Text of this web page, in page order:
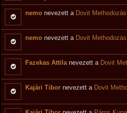
nemo nevezett a Dovit
nemo nevezett a Dovit
Fazekas Attilanevezett a Dovit
Kajári Tibor nevezett a Dovit